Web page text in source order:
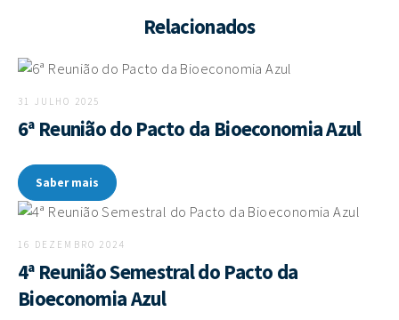
Relacionados
31 JULHO 2025
6ª Reunião do Pacto da Bioeconomia Azul
Saber mais
16 DEZEMBRO 2024
4ª Reunião Semestral do Pacto da
Bioeconomia Azul